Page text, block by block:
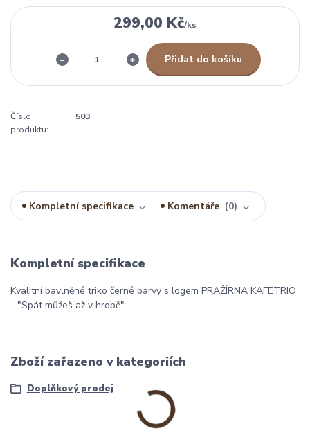
299,00 Kč/ks
Přidat do košíku
Číslo
produktu:
503
Kompletní specifikace Komentáře 0
Kompletní specifikace
Kvalitní bavlněné triko černé barvy s logem PRAŽÍRNA KAFETRIO
- "Spát můžeš až v hrobě"
Zboží zařazeno v kategoriích
Doplňkový prodej